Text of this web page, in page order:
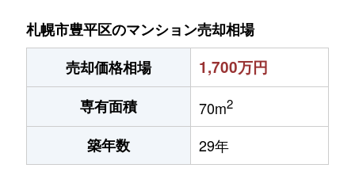
札幌市豊平区のマンション売却相場
売却価格相場
1,700万円
専有面積 70m2
築年数 29年